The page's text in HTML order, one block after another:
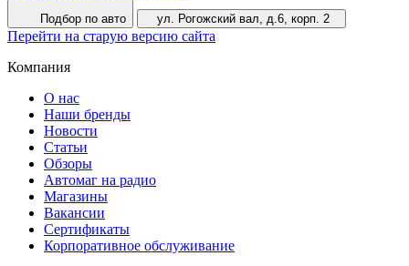
Подбор по авто ул. Рогожский вал, д.6, корп. 2
Перейти на старую версию сайта
Компания
О нас
Наши бренды
Новости
Статьи
Обзоры
Автомаг на радио
Магазины
Вакансии
Сертификаты
Корпоративное обслуживание